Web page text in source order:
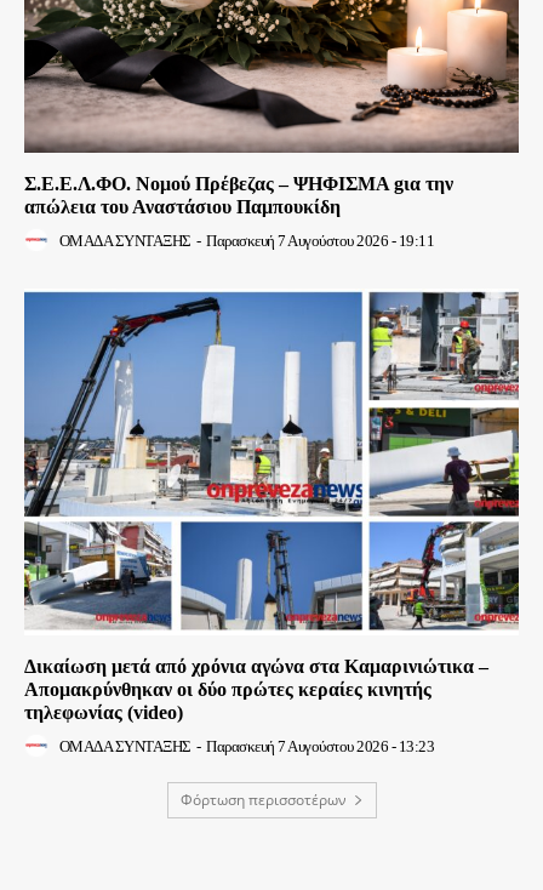
Σ.Ε.Ε.Λ.ΦΟ. Νομού Πρέβεζας – ΨΗΦΙΣΜΑ gια την
απώλεια του Αναστάσιου Παμπουκίδη
ΟΜΑΔΑ ΣΥΝΤΑΞΗΣ - Παρασκευή 7 Αυγούστου 2026 - 19:11
Δικαίωση μετά από χρόνια αγώνα στα Καμαρινιώτικα –
Απομακρύνθηκαν οι δύο πρώτες κεραίες κινητής
τηλεφωνίας (video)
ΟΜΑΔΑ ΣΥΝΤΑΞΗΣ - Παρασκευή 7 Αυγούστου 2026 - 13:23
Φόρτωση περισσοτέρων